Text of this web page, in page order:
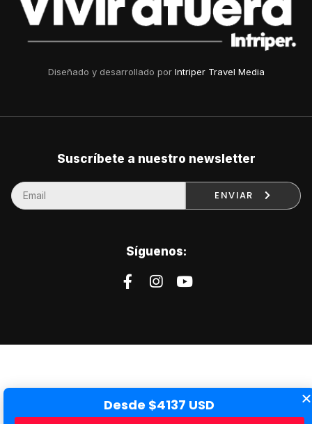
Diseñado y desarrollado por Intriper Travel Media
Suscríbete a nuestro newsletter
ENVIAR
Síguenos:
Desde $4137 USD